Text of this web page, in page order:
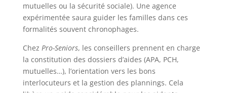
mutuelles ou la sécurité sociale). Une agence
expérimentée saura guider les familles dans ces
formalités souvent chronophages.
Chez Pro-Seniors, les conseillers prennent en charge
la constitution des dossiers d’aides (APA, PCH,
mutuelles…), l’orientation vers les bons
interlocuteurs et la gestion des plannings. Cela